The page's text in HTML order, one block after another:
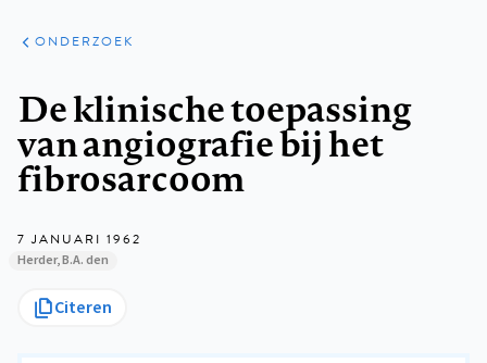
ARTIKELEN
ONDERZOEK
ONDERZOEK
De klinische toepassing
van angiografie bij het
fibrosarcoom
7 JANUARI 1962
Herder, B.A. den
Citeren